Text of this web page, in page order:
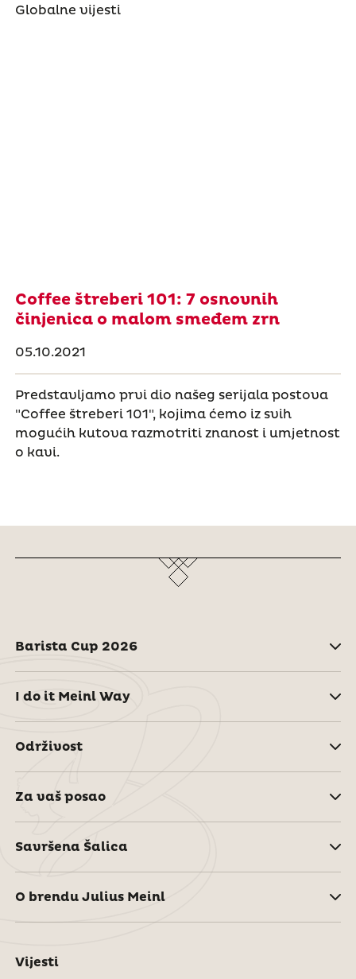
Globalne vijesti
Coffee štreberi 101: 7 osnovnih
činjenica o malom smeđem zrn
05.10.2021
Predstavljamo prvi dio našeg serijala postova
"Coffee štreberi 101", kojima ćemo iz svih
mogućih kutova razmotriti znanost i umjetnost
o kavi.
Barista Cup 2026
I do it Meinl Way
Održivost
Za vaš posao
Savršena Šalica
O brendu Julius Meinl
Vijesti